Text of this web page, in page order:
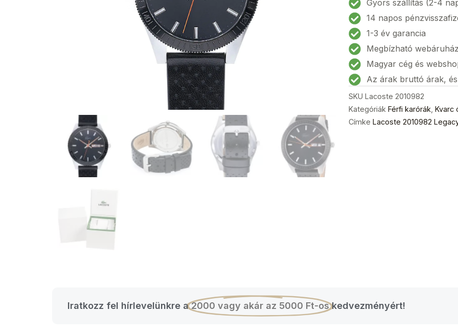
karóra
42mm
5ATM
mennyiség
Gyors szállítás (2-4
14 napos
1-3 év garancia
Megbízható webáruház
Magyar cég és
Az árak bruttó árak,
SKU Lacoste 2010982
Kategóriák Férfi karórák Kvarc
Címke Lacoste 2010982
Iratkozz fel hírlevelünkre a2000 vagy akár az 5000 Ft-os kedvezményért!